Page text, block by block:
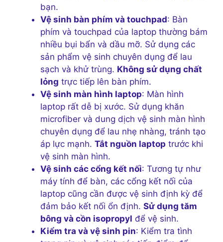
bạn.
Vệ sinh bàn phím và touchpad: Bàn
phím và touchpad của laptop thường bám
nhiều bụi bẩn và dầu mỡ. Sử dụng các
sản phẩm vệ sinh chuyên dụng để lau
sạch và khử trùng. Không sử dụng chất
lỏng trực tiếp lên bàn phím.
Vệ sinh màn hình laptop: Màn hình
laptop rất dễ bị xước. Sử dụng khăn
microfiber và dung dịch vệ sinh màn hình
chuyên dụng để lau nhẹ nhàng, tránh tạo
áp lực mạnh. Tắt nguồn laptop trước khi
vệ sinh màn hình.
Vệ sinh các cổng kết nối: Tương tự như
máy tính để bàn, các cổng kết nối của
laptop cũng cần được vệ sinh định kỳ để
đảm bảo kết nối ổn định. Sử dụng tăm
bông và cồn isopropyl để vệ sinh.
Kiểm tra và vệ sinh pin: Kiểm tra tình